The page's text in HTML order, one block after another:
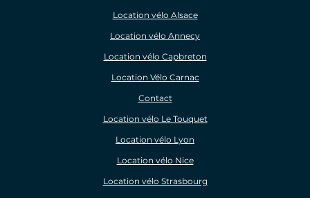
Location vélo Alsace
Location vélo Annecy
Location vélo Capbreton
Location Vélo Carnac
Contact
Location vélo Le Touquet
Location vélo Lyon
Location vélo Nice
Location vélo Strasbourg